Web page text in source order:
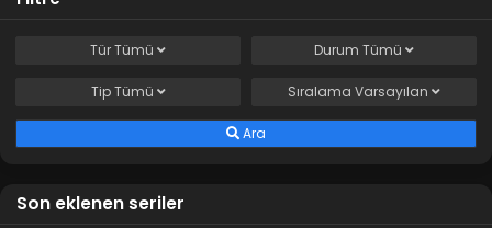
Tales of Herding Gods 36.Bölüm izle
Blm 35 - Haziran 15, 2025
TürTümü Durum Tümü
TipTümü Sıralama Varsayılan
Ara
Son eklenen seriler